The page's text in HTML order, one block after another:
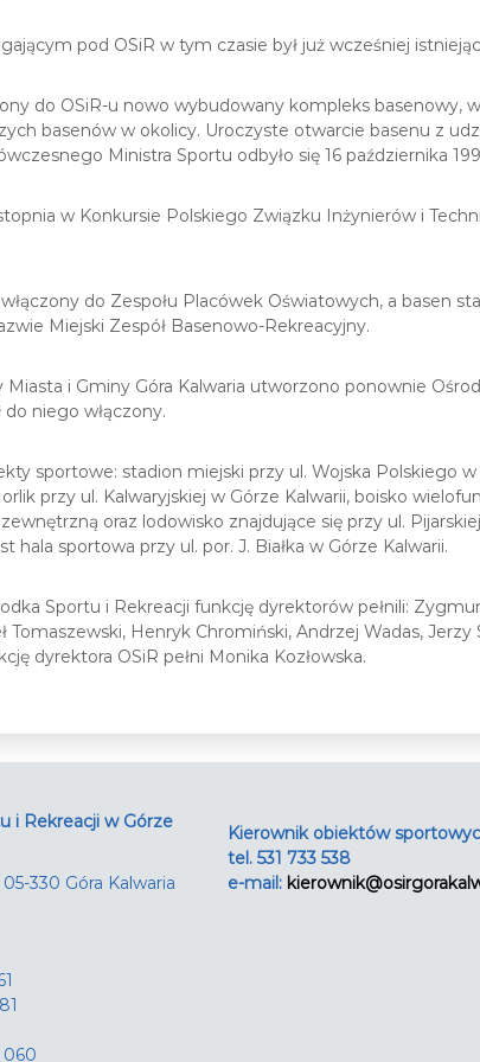
pod OSiR w tym czasie był już wcześniej
do OSiR-u nowo wybudowany kompleks basenowy,
basenów w okolicy. Uroczyste otwarcie basenu z
Ministra Sportu odbyło się 16 października
w Konkursie Polskiego Związku Inżynierów i
do Zespołu Placówek Oświatowych, a basen
Miejski Zespół Basenowo-Rekreacyjny.
Miasta i Gminy Góra Kalwaria utworzono ponownie
do niego włączony.
sportowe: stadion miejski przy ul. Wojska Polskiego w
przy ul. Kalwaryjskiej w Górze Kalwarii, boisko
oraz lodowisko znajdujące się przy ul. Pijarskiej
hala sportowa przy ul. por. J. Białka w Górze Kalwarii.
Sportu i Rekreacji funkcję dyrektorów pełnili:
Tomaszewski, Henryk Chromiński, Andrzej Wadas, Jerzy
dyrektora OSiR pełni Monika Kozłowska.
i Rekreacji w Górze
05-330 Góra Kalwaria
060
Kierownik obiektów
tel. 531 733 538
e-mail: